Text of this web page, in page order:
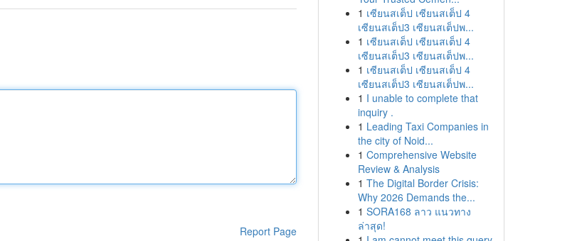
Report Page
1 เซียนสเต็ป เซียนสเต็ป 4
เซียนสเต็ป3 เซียนสเต็ปพ...
1 เซียนสเต็ป เซียนสเต็ป 4
เซียนสเต็ป3 เซียนสเต็ปพ...
1 เซียนสเต็ป เซียนสเต็ป 4
เซียนสเต็ป3 เซียนสเต็ปพ...
1 I unable to complete that
inquiry .
1 Leading Taxi Companies in
the city of Noid...
1 Comprehensive Website
Review & Analysis
1 The Digital Border Crisis:
Why 2026 Demands the...
1 SORA168 ลาว แนวทาง
ล่าสุด!